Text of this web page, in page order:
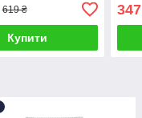
619 ₴
Купити